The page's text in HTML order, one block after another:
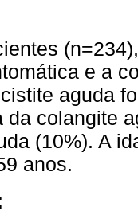
e a
aguda
da colangite
(10%). A
anos.